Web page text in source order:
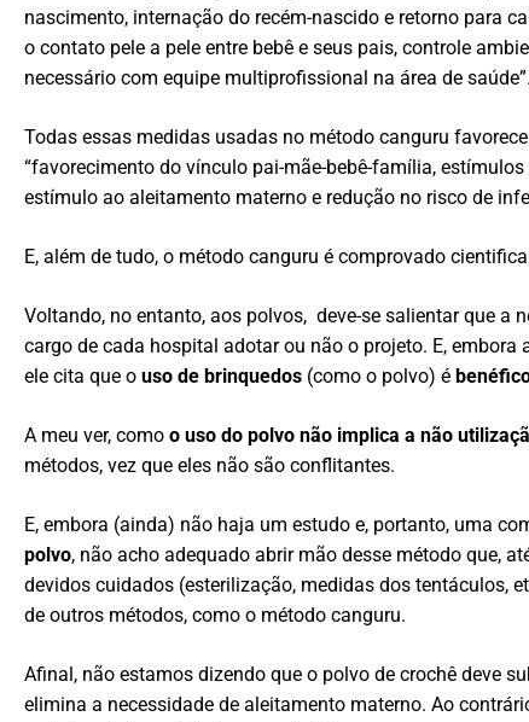
nascimento, internação do recém-nascido e retorno para
o contato pele a pele entre bebê e seus pais, controle
necessário com equipe multiprofissional na área de saúde”.
Todas essas medidas usadas no método canguru
“favorecimento do vínculo pai-mãe-bebê-família,
estímulo ao aleitamento materno e redução no risco de
E, além de tudo, o método canguru é comprovado
Voltando, no entanto, aos polvos, deve-se salientar que a
cargo de cada hospital adotar ou não o projeto. E,
ele cita que o uso de brinquedos (como o polvo) é
A meu ver, comoo uso do polvo não implica a não
métodos, vez que eles não são conflitantes.
E, embora (ainda) não haja um estudo e, portanto, uma
polvo, não acho adequado abrir mão desse método que,
devidos cuidados (esterilização, medidas dos tentáculos,
de outros métodos, como o método canguru.
Afinal, não estamos dizendo que o polvo de crochê deve
elimina a necessidade de aleitamento materno. Ao